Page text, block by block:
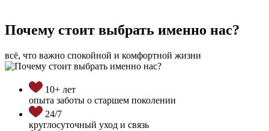
Почему стоит выбрать именно нас?
всё, что важно спокойной и комфортной жизни
10+ лет
опыта заботы о старшем поколении
24/7
круглосуточный уход и связь